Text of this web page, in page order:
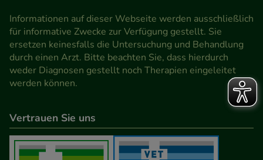
Werbung auf Drittseiten möglichst relevant für Sie
zu gestalten. Bitte beachten Sie, dass Daten hierfür
teilweise an Dritte wie z.B. Google oder soziale
Medien übertragen werden.
Informationen auf dieser Webseite werden ausschließlich
für informative Zwecke zur Verfügung gestellt. Sie
ersetzen keinesfalls die Untersuchung und Behandlung
durch einen Arzt. Bitte beachten Sie, dass hierdurch
weder Diagnosen gestellt noch Therapien eingeleitet
werden können.
Vertrauen Sie uns